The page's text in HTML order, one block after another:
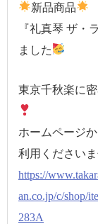
新品商品
『礼真琴 ザ・
ました
東京千秋楽に
ホームページ
利用ください
https://
an.co.jp/c/shop/
283A